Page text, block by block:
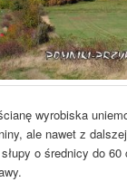
wyrobiska
ale nawet z
o średnicy do 60